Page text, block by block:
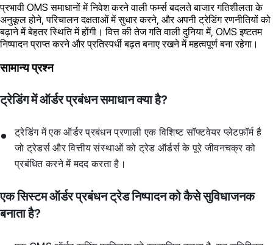
प्रभावी OMS समाधानों में निवेश करने वाली फर्म्स बदलते बाजार गतिशीलता के
अनुकूल होने, परिचालन दक्षताओं में सुधार करने, और अपनी ट्रेडिंग रणनीतियों को
बढ़ाने में बेहतर स्थिति में होंगी। वित्त की तेज गति वाली दुनिया में, OMS इष्टतम
निष्पादन प्राप्त करने और प्रतिस्पर्धी बढ़त बनाए रखने में महत्वपूर्ण बना रहेगा।
सामान्य प्रश्न
ट्रेडिंग में ऑर्डर प्रबंधन समाधान क्या है?
ट्रेडिंग में एक ऑर्डर प्रबंधन प्रणाली एक विशिष्ट सॉफ्टवेयर प्लेटफ़ॉर्म है
जो ट्रेडर्स और वित्तीय संस्थाओं को ट्रेड ऑर्डर्स के पूरे जीवनचक्र को
प्रबंधित करने में मदद करता है।
एक ​सिस्टम ऑर्डर प्रबंधन ट्रेड निष्पादन को कैसे सुविधाजनक
बनाता है?